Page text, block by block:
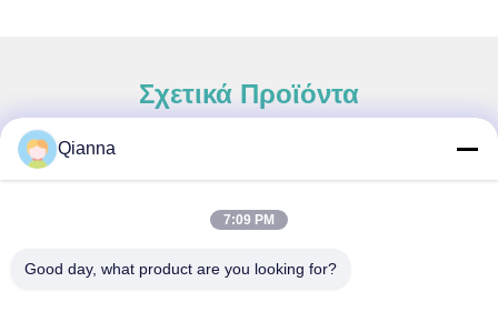
Σχετικά Προϊόντα
Διεύθυνση
Qianna
7:09 PM
Good day, what product are you looking for?